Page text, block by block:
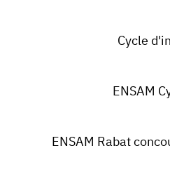
Cycle
ENSAM
ENSAM Rabat